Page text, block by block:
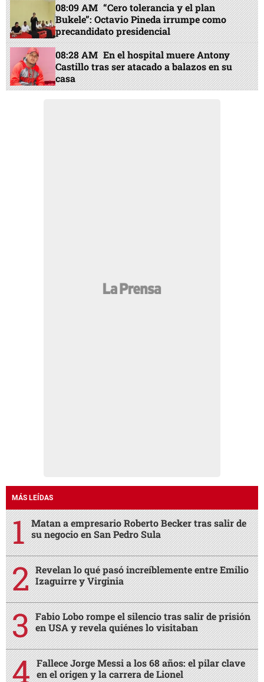
08:09 AM “Cero tolerancia y el plan
Bukele”: Octavio Pineda irrumpe como
precandidato presidencial
08:28 AM En el hospital muere Antony
Castillo tras ser atacado a balazos en su
casa
MÁS LEÍDAS
Matan a empresario Roberto Becker tras salir de
su negocio en San Pedro Sula
Revelan lo qué pasó increíblemente entre Emilio
Izaguirre y Virginia
Fabio Lobo rompe el silencio tras salir de prisión
en USA y revela quiénes lo visitaban
Fallece Jorge Messi a los 68 años: el pilar clave
en el origen y la carrera de Lionel